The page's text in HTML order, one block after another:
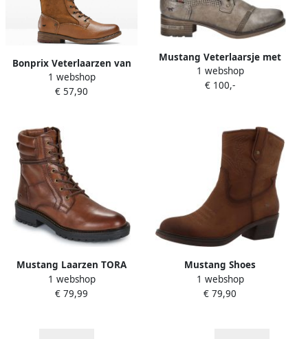
Bonprix Veterlaarzen van
Mustang
1 webshop
€ 57,90
Mustang Veterlaarsje met
trendy pied-de-pouledessin
Okergeel
1 webshop
€ 100,-
Mustang Laarzen TORA
1 webshop
€ 79,99
Mustang Shoes
Winterlaarsjes Bernadette
Cowboystoffen winterboots
1 webshop
€ 79,90